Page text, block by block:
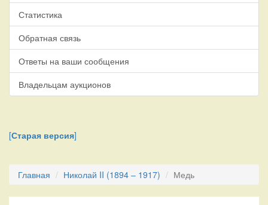
Статистика
Обратная связь
Ответы на ваши сообщения
Владельцам аукционов
[Старая версия]
Главная Николай II (1894 – 1917) Медь